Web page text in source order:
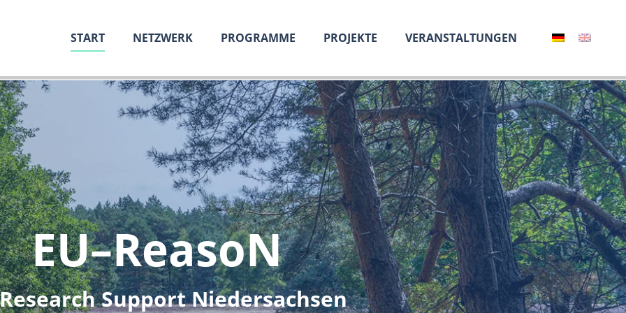
START NETZWERK PROGRAMME PROJEKTE VERANSTALTUNGEN
EU–ReasoN
Support Niedersachsen